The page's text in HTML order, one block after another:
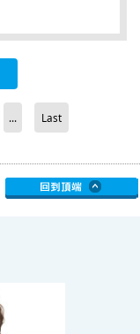
... Last